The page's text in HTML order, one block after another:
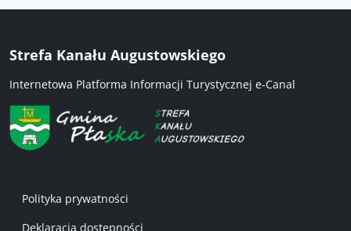
Strefa Kanału Augustowskiego
Internetowa Platforma Informacji Turystycznej e-Canal
Menu w stopce 1
Polityka prywatności
Deklaracja dostępności